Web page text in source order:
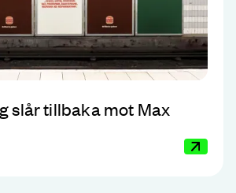
slår tillbaka mot Max